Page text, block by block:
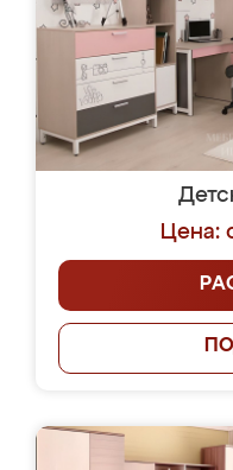
Цена: